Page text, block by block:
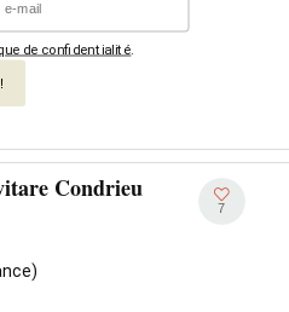
de confidentialité
Condrieu
7